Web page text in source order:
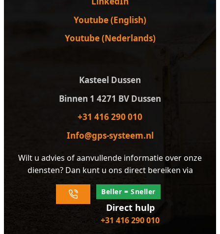
Youtube (English)
Youtube (Nederlands)
Kasteel Dussen
Binnen 1 4271 BV Dussen
+31 416 290 010
Info@gps-systeem.nl
Wilt u advies of aanvullende informatie over onze
diensten? Dan kunt u ons direct bereiken via
Direct hulp
+31 416 290 010
Beller = Sneller